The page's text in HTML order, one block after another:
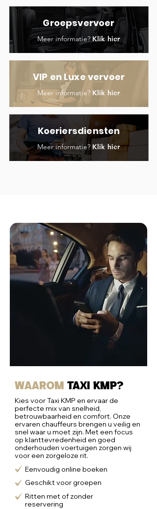
Groepsvervoer
Meer informatie?Klik hier
VIP en Luxe vervoer
Meer informatie? Klik hier
Koeriersdiensten
Meer informatie? Klik hier
Waarom taxi kmp?
Kies voor Taxi KMP en ervaar de
perfecte mix van snelheid,
betrouwbaarheid en comfort. Onze
ervaren chauffeurs brengen u veilig en
snel waar u moet zijn. Met een focus
op klanttevredenheid en goed
onderhouden voertuigen zorgen wij
voor een zorgeloze rit.
Eenvoudig online boeken
Geschikt voor groepen
Ritten met of zonder
reservering